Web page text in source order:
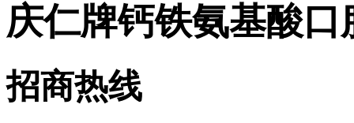
庆仁牌钙铁氨基酸口
招商热线